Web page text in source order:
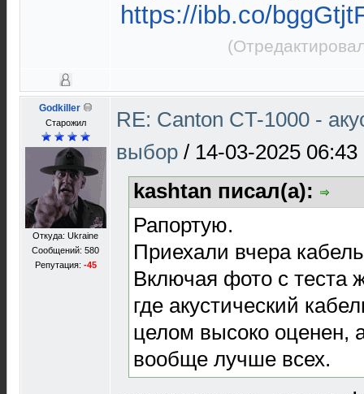
https://ibb.co/
Godkiller
Старожил
Откуда: Ukraine
Сообщений: 580
Репутация: -45
RE: Canton CT-1000 -
выбор / 14-03-2025 06:43
kashtan писал(а):
Рапортую.
Приехали вчера
Включая фото с теста
где акустический
целом высоко оценен,
вообще лучше всех.